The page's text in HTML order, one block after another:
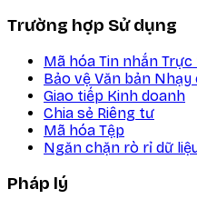
Trường hợp Sử dụng
Mã hóa Tin nhắn
Bảo vệ Văn bản Nhạy
Giao tiếp Kinh doanh
Chia sẻ Riêng tư
Mã hóa Tệp
Ngăn chặn rò rỉ dữ
Pháp lý